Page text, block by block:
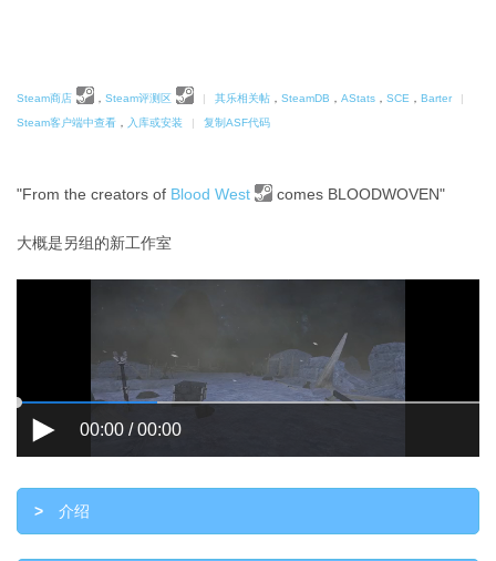
Steam商店 Steam评测区 | 其乐相关帖 SteamDB AStats SCE Barter
|
Steam客户端中查看
入库或安装 | 复制ASF代码
"From the creators of Blood West comes BLOODWOVEN"
大概是另组的新工作室
> 介绍